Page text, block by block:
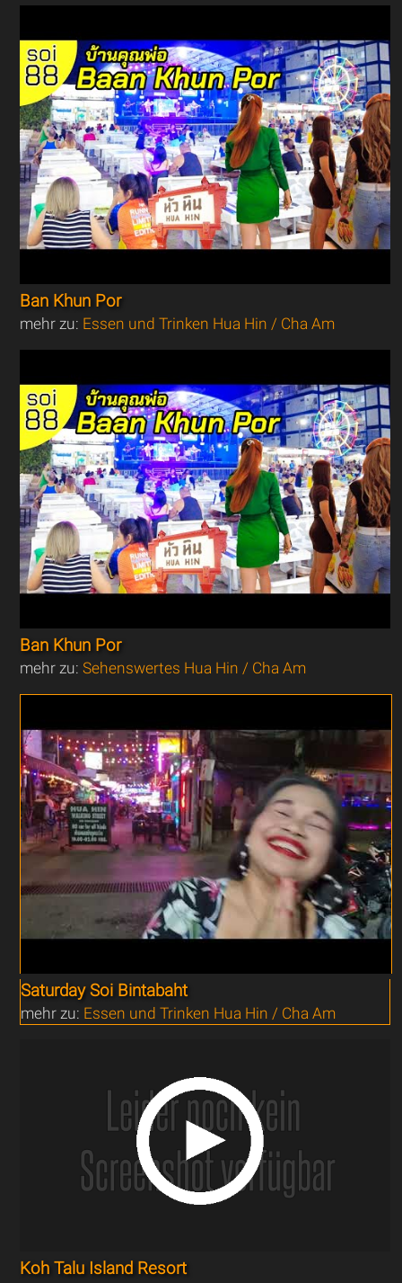
Ban Khun Por
mehr zu: Essen und Trinken Hua Hin / Cha Am
Ban Khun Por
mehr zu:Sehenswertes Hua Hin / Cha Am
Saturday Soi Bintabaht
mehr zu: Essen und Trinken Hua Hin / Cha Am
Koh Talu Island Resort